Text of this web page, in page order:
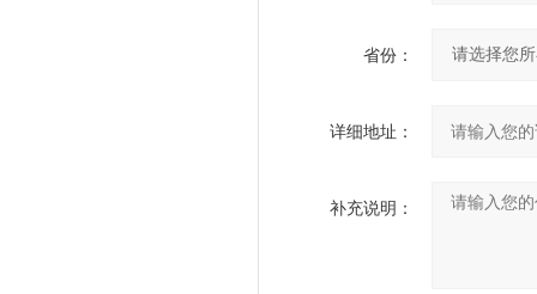
省份：
详细地址：
补充说明：